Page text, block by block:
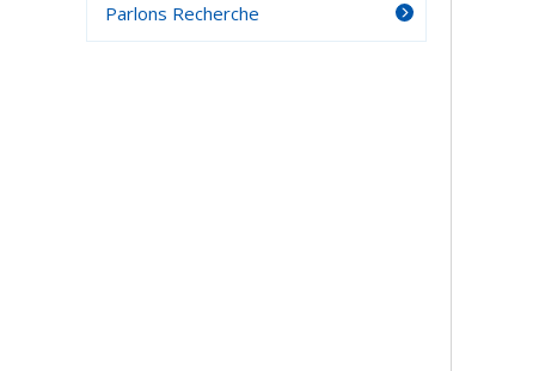
Parlons Recherche